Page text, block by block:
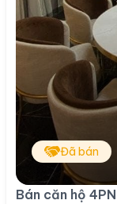
Đã bán
Bán căn hộ